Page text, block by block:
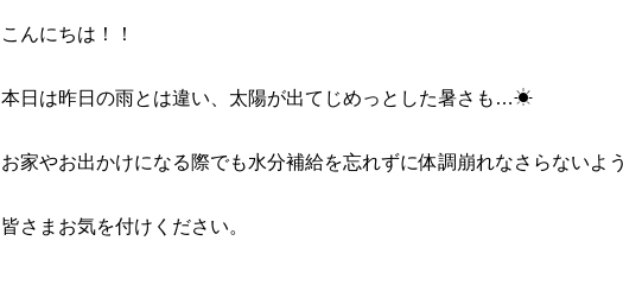
こんにちは！！
本日は昨日の雨とは違い、太陽が出てじめっとした暑さも…☀
お家やお出かけになる際でも水分補給を忘れずに体調崩れなさらないよ
皆さまお気を付けください。